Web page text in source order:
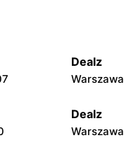
Dealz
Dealz